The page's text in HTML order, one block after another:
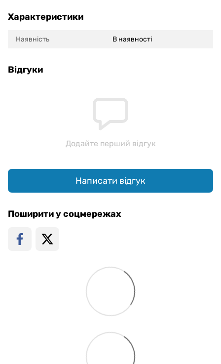
Характеристики
Наявність В наявності
Відгуки
Додайте перший відгук
Написати відгук
Поширити у соцмережах